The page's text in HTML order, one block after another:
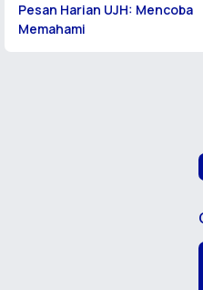
Pesan Harian UJH: Mencoba
Memahami